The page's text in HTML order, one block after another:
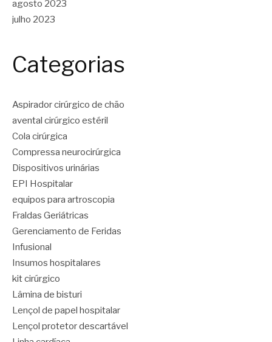
agosto 2023
julho 2023
Categorias
Aspirador cirúrgico de chão
avental cirúrgico estéril
Cola cirúrgica
Compressa neurocirúrgica
Dispositivos urinárias
EPI Hospitalar
equipos para artroscopia
Fraldas Geriátricas
Gerenciamento de Feridas
Infusional
Insumos hospitalares
kit cirúrgico
Lâmina de bisturi
Lençol de papel hospitalar
Lençol protetor descartável